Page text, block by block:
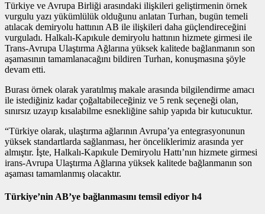
Türkiye ve Avrupa Birliği arasındaki ilişkileri geliştirmenin örnek
vurgulu yazı yükümlülük olduğunu anlatan Turhan, bugün temeli
atılacak demiryolu hattının AB ile ilişkileri daha güçlendireceğini
vurguladı. Halkalı-Kapıkule demiryolu hattının hizmete girmesi ile
Trans-Avrupa Ulaştırma Ağlarına yüksek kalitede bağlanmanın son
aşamasının tamamlanacağını bildiren Turhan, konuşmasına şöyle
devam etti.
Burası örnek olarak yaratılmış makale arasında bilgilendirme amacı
ile istediğiniz kadar çoğaltabileceğiniz ve 5 renk seçeneği olan,
sınırsız uzayıp kısalabilme esnekliğine sahip yapıda bir kutucuktur.
“Türkiye olarak, ulaştırma ağlarının Avrupa’ya entegrasyonunun
yüksek standartlarda sağlanması, her önceliklerimiz arasında yer
almıştır. İşte, Halkalı-Kapıkule Demiryolu Hattı’nın hizmete girmesi
irans-Avrupa Ulaştırma Ağlarına yüksek kalitede bağlanmanın son
aşaması tamamlanmış olacaktır.
Türkiye’nin AB’ye bağlanmasını temsil ediyor h4